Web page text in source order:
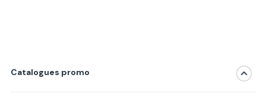
Catalogues promo